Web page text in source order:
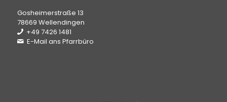
Gosheimerstraße 13
78669 Wellendingen
+49 7426 1481
E-Mail ans Pfarrbüro